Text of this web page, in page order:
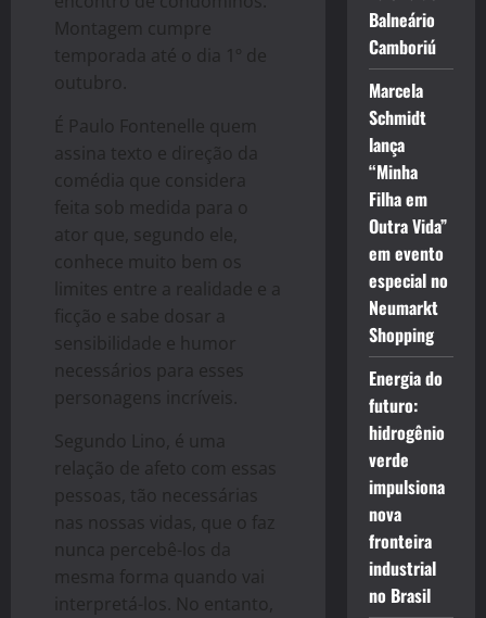
Montagem cumpre
temporada até o dia 1º de
outubro.
É Paulo Fontenelle quem
assina texto e direção da
comédia que considera
feita sob medida para o
ator que, segundo ele,
conhece muito bem os
limites entre a realidade e a
ficção e sabe dosar a
sensibilidade e humor
necessários para esses
personagens incríveis.
Segundo Lino, é uma
relação de afeto com essas
pessoas, tão necessárias
nas nossas vidas, que o faz
nunca percebê-los da
mesma forma quando vai
interpretá-los. No entanto,
Balneário
Camboriú
Marcela
Schmidt
lança
“Minha
Filha em
Outra Vida”
em evento
especial no
Neumarkt
Shopping
Energia do
futuro:
hidrogênio
verde
impulsiona
nova
fronteira
industrial
no Brasil